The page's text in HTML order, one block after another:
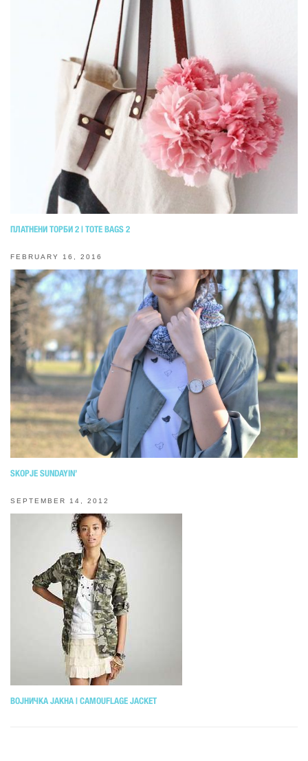
ПЛАТНЕНИ ТОРБИ 2 | TOTE BAGS 2
FEBRUARY 16, 2016
SKOPJE SUNDAYIN’
SEPTEMBER 14, 2012
ВОЈНИЧКА ЈАКНА | CAMOUFLAGE JACKET